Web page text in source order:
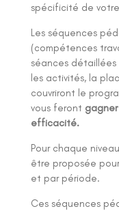
spécificité de
Les séquences
(compétences
séances détaillées
les activités, la
couvriront le
vous feront
efficacité.
Pour chaque
être proposée
et par période.
Ces séquences